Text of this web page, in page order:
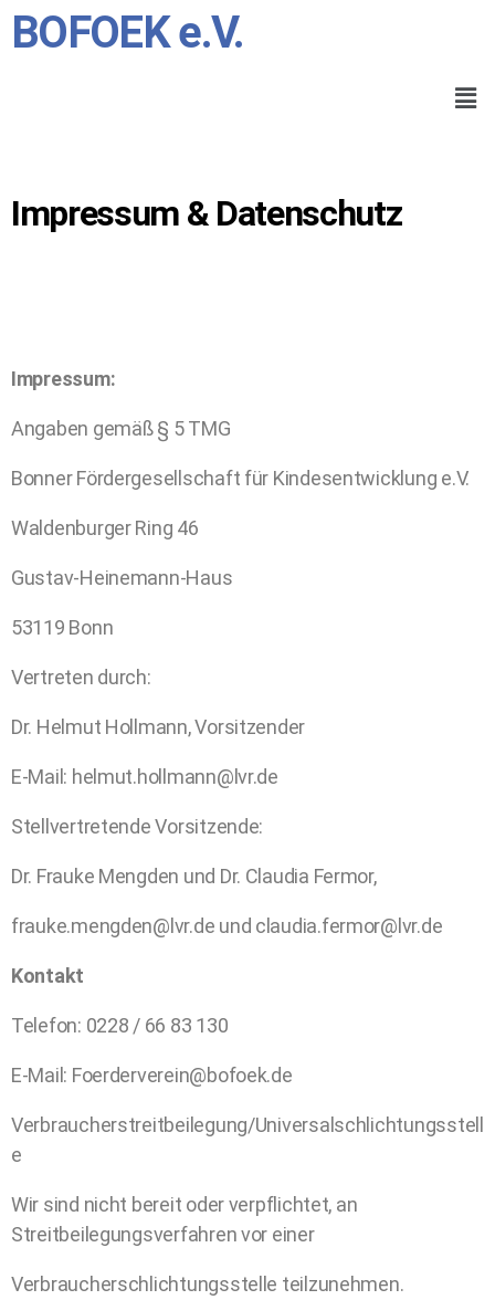
BOFOEK e.V.
Impressum & Datenschutz
Impressum:
Angaben gemäß § 5 TMG
Bonner Fördergesellschaft für Kindesentwicklung e.V.
Waldenburger Ring 46
Gustav-Heinemann-Haus
53119 Bonn
Vertreten durch:
Dr. Helmut Hollmann, Vorsitzender
E-Mail: helmut.hollmann@lvr.de
Stellvertretende Vorsitzende:
Dr. Frauke Mengden und Dr. Claudia Fermor,
frauke.mengden@lvr.de und claudia.fermor@lvr.de
Kontakt
Telefon: 0228 / 66 83 130
E-Mail: Foerderverein@bofoek.de
Verbraucherstreitbeilegung/Universalschlichtungsstell
e
Wir sind nicht bereit oder verpflichtet, an
Streitbeilegungsverfahren vor einer
Verbraucherschlichtungsstelle teilzunehmen.